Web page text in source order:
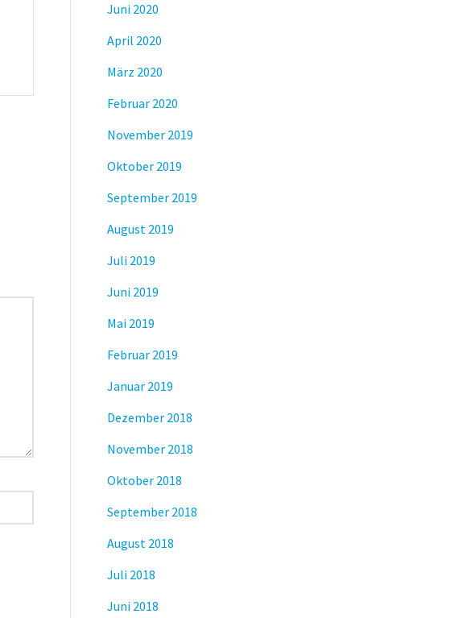
Juni 2020
April 2020
März 2020
Februar 2020
November 2019
Oktober 2019
September 2019
August 2019
Juli 2019
Juni 2019
Mai 2019
Februar 2019
Januar 2019
Dezember 2018
November 2018
Oktober 2018
September 2018
August 2018
Juli 2018
Juni 2018